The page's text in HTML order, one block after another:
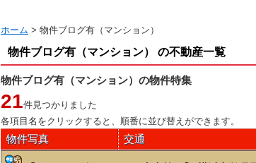
ホーム > 物件ブログ有（マンション）
物件ブログ有（マンション） の不動産一覧
物件ブログ有（マンション）の物件特集
21件見つかりました
各項目名をクリックすると、順番に並び替えができます。
物件写真 交通